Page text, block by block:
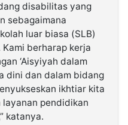
disabilitas yang
sebagaimana
luar biasa (SLB)
berharap kerja
‘Aisyiyah dalam
dini dan dalam bidang
ikhtiar kita
pendidikan
katanya.